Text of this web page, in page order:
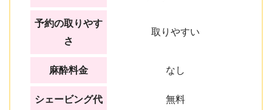
予約の取りやす
さ
取りやすい
麻酔料金 なし
シェービング代 無料